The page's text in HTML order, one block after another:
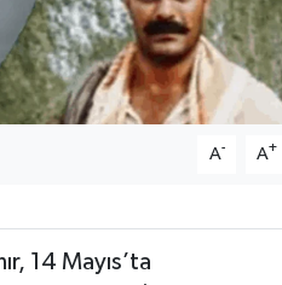
A- A+
14 Mayıs’ta